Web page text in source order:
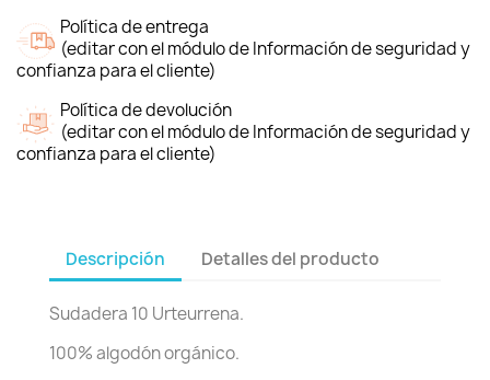
Política de entrega
(editar con el módulo de Información de seguridad y
confianza para el cliente)
Política de devolución
(editar con el módulo de Información de seguridad y
confianza para el cliente)
Descripción Detalles del producto
Sudadera 10 Urteurrena.
100% algodón orgánico.